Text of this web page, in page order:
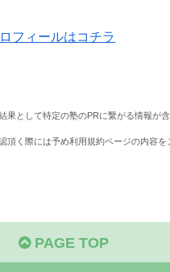
フィールはコチラ
果として特定の塾のPRに繋がる情報が
頂く際には予め利用規約ページの内容を
PAGE TOP